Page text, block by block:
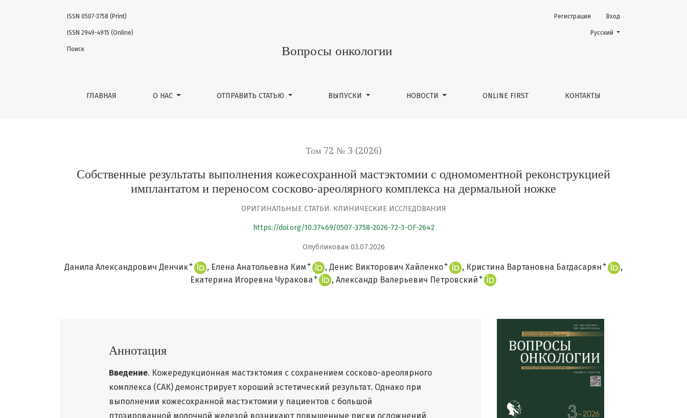
Собственные результаты выполнения кожесохранной мастэктомии с одномоментной реконструкцией имплантатом и переносом сосково-ареолярного
Вопросы онкологии
ГЛАВНАЯ О НАС ОТПРАВИТЬ СТАТЬЮ ВЫПУСКИ НОВОСТИ ONLINE FIRST КОНТАКТЫ
Регистрация Вход
ISSN 0507-3758 (Print)
ISSN 2949-4915 (Online)
Поиск
Change the language. The
Русский
Том 72 № 3 (2026)
Собственные результаты выполнения кожесохранной мастэктомии с одномоментной реконструкцией
имплантатом и переносом сосково-ареолярного комплекса на дермальной ножке
ОРИГИНАЛЬНЫЕ СТАТЬИ. КЛИНИЧЕСКИЕ ИССЛЕДОВАНИЯ
https://doi.org/10.37469/0507-3758-2026-72-3-OF-2642
Опубликован 03.07.2026
Данила Александрович Денчик+ Елена Анатольевна Ким + Денис Викторович Хайленко+ Кристина Вартановна Багдасарян +
Екатерина Игоревна Чуракова + Александр Валерьевич Петровский +
Аннотация
Введение. Кожередукционная мастэктомия с сохранением сосково-ареолярного
комплекса (САК) демонстрирует хороший эстетический результат. Однако при
выполнении кожесохранной мастэктомии у пациентов с большой
птозированной молочной железой возникают повышенные риски осложнений,